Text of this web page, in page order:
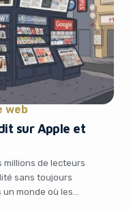
web
sur Apple et
millions de lecteurs
sans toujours
un monde où les